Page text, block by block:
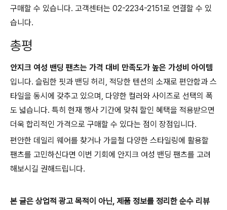
구매할 수 있습니다. 고객센터는 02-2234-2151로 연결할 수 있
습니다.
총평
안지크 여성 밴딩 팬츠는 가격 대비 만족도가 높은 가성비 아이템
입니다. 슬림한 핏과 밴딩 허리, 적당한 텐션의 소재로 편안함과 스
타일을 동시에 갖추고 있으며, 다양한 컬러와 사이즈로 선택의 폭
도 넓습니다. 특히 현재 행사 기간에 맞춰 할인 혜택을 적용받으면
더욱 합리적인 가격으로 구매할 수 있다는 점이 장점입니다.
편안한 데일리 웨어를 찾거나 가을철 다양한 스타일링에 활용할
팬츠를 고민하신다면 이번 기회에 안지크 여성 밴딩 팬츠를 고려
해보시길 권해드립니다.
본 글은 상업적 광고 목적이 아닌, 제품 정보를 정리한 순수 리뷰